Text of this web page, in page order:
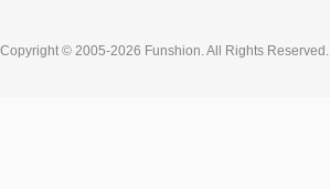
Copyright © 2005-2026 Funshion. All Rights Reserved.